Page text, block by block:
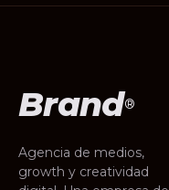
Brand®
Agencia de medios,
growth y creatividad